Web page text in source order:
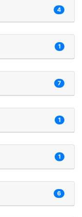
4
1
7
1
1
6